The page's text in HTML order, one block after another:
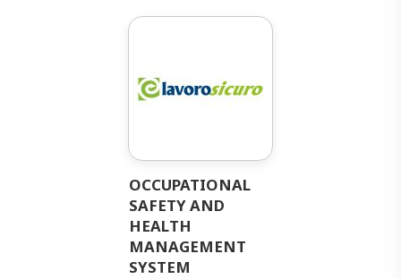
OCCUPATIONAL
SAFETY AND
HEALTH
MANAGEMENT
SYSTEM